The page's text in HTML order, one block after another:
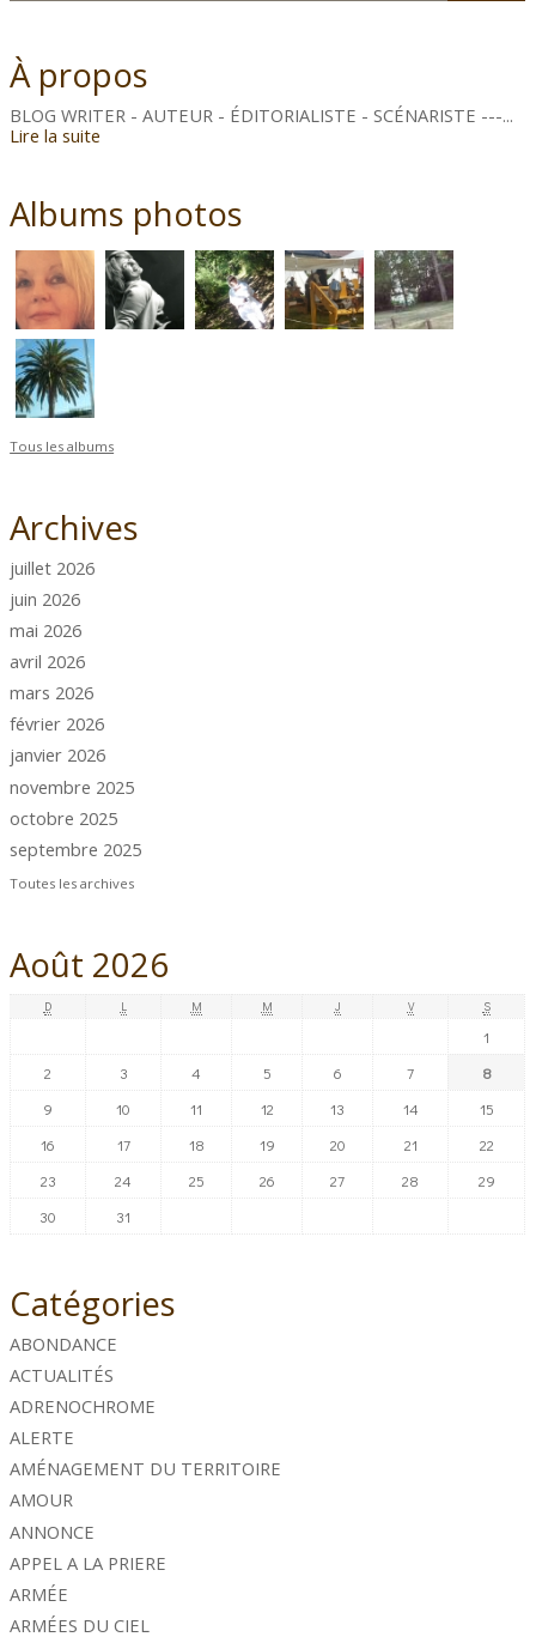
À propos
BLOG WRITER - AUTEUR - ÉDITORIALISTE - SCÉNARISTE ---...
Lire la suite
Albums photos
Tous les albums
Archives
juillet 2026
juin 2026
mai 2026
avril 2026
mars 2026
février 2026
janvier 2026
novembre 2025
octobre 2025
septembre 2025
Toutes les archives
Août 2026
D L M M J V S
1
2
3 4 5 6 7
8
9
10 11 12 13 14
15
16
17 18 19 20 21
22
23
24 25 26 27 28
29
30
31
Catégories
ABONDANCE
ACTUALITÉS
ADRENOCHROME
ALERTE
AMÉNAGEMENT DU TERRITOIRE
AMOUR
ANNONCE
APPEL A LA PRIERE
ARMÉE
ARMÉES DU CIEL